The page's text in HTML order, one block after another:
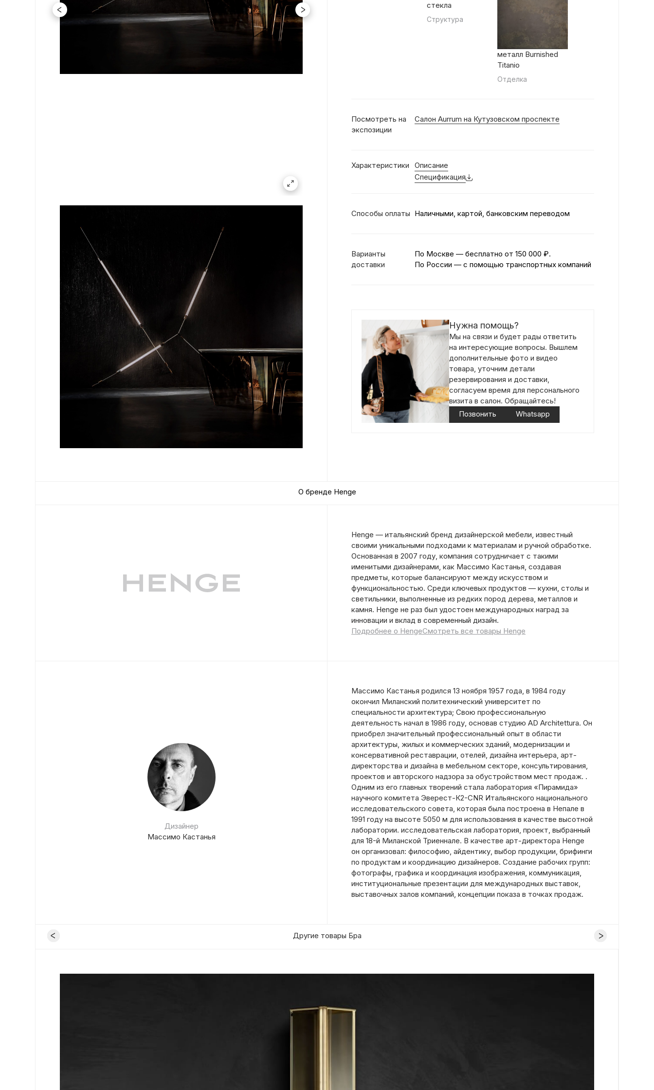
стекла
Структура
металл Burnished
Titanio
Отделка
Посмотреть на
экспозиции
Салон Aurrum на Кутузовском проспекте
Характеристики
Описание
Спецификация
Способы оплаты Наличными, картой, банковским переводом
Варианты
доставки
По Москве — бесплатно от 150 000 ₽.
По России — с помощью транспортных компаний
Нужна помощь?
Мы на связи и будет рады ответить
на интересующие вопросы. Вышлем
дополнительные фото и видео
товара, уточним детали
резервирования и доставки,
согласуем время для персонального
визита в салон. Обращайтесь!
Позвонить
Whatsapp
О бренде Henge
Henge — итальянский бренд дизайнерской мебели, известный
своими уникальными подходами к материалам и ручной обработке.
Основанная в 2007 году, компания сотрудничает с такими
именитыми дизайнерами, как Массимо Кастанья, создавая
предметы, которые балансируют между искусством и
функциональностью. Среди ключевых продуктов — кухни, столы и
светильники, выполненные из редких пород дерева, металлов и
камня. Henge не раз был удостоен международных наград за
инновации и вклад в современный дизайн.
Подробнее о HengeСмотреть все товары Henge
Дизайнер
Массимо Кастанья
Массимо Кастанья родился 13 ноября 1957 года, в 1984 году
окончил Миланский политехнический университет по
специальности архитектура; Свою профессиональную
деятельность начал в 1986 году, основав студию AD Architettura. Он
приобрел значительный профессиональный опыт в области
архитектуры, жилых и коммерческих зданий, модернизации и
консервативной реставрации, отелей, дизайна интерьера, арт-
директорства и дизайна в мебельном секторе, консультирования,
проектов и авторского надзора за обустройством мест продаж. .
Одним из его главных творений стала лаборатория «Пирамида»
научного комитета Эверест-К2-CNR Итальянского национального
исследовательского совета, которая была построена в Непале в
1991 году на высоте 5050 м для использования в качестве высотной
лаборатории. исследовательская лаборатория, проект, выбранный
для 18-й Миланской Триеннале. В качестве арт-директора Henge
он организовал: философию, айдентику, выбор продукции, брифинги
по продуктам и координацию дизайнеров. Создание рабочих групп:
фотографы, графика и координация изображения, коммуникация,
институциональные презентации для международных выставок,
выставочных залов компаний, концепции показа в точках продаж.
Другие товары Бра